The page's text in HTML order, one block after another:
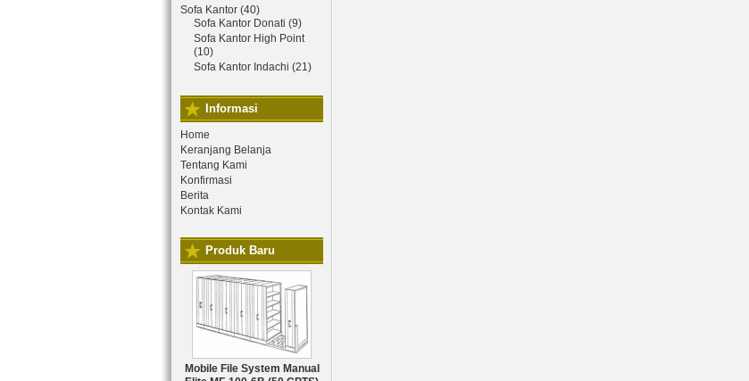
Sofa Kantor (40)
Sofa Kantor Donati (9)
Sofa Kantor High Point
(10)
Sofa Kantor Indachi (21)
Informasi
Home
Keranjang Belanja
Tentang Kami
Konfirmasi
Berita
Kontak Kami
Produk Baru
Mobile File System Manual